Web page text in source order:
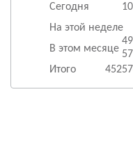
Сегодня
На этой неделе
В этом месяце
Итого